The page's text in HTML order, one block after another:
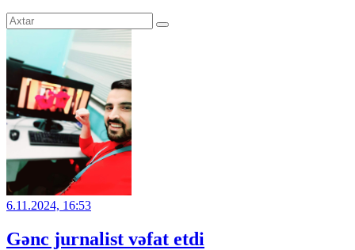
6.11.2024, 16:53
Gənc jurnalist vəfat etdi